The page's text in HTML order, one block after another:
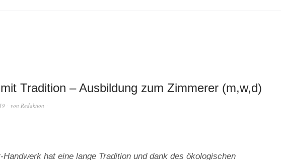
Tradition – Ausbildung zum Zimmerer (m,w,d)
von Redaktion
hat eine lange Tradition und dank des ökologischen